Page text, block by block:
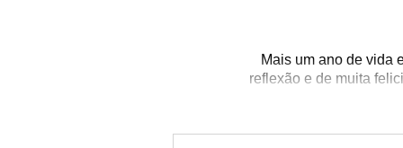
Mais um ano de vida
reflexão e de muita